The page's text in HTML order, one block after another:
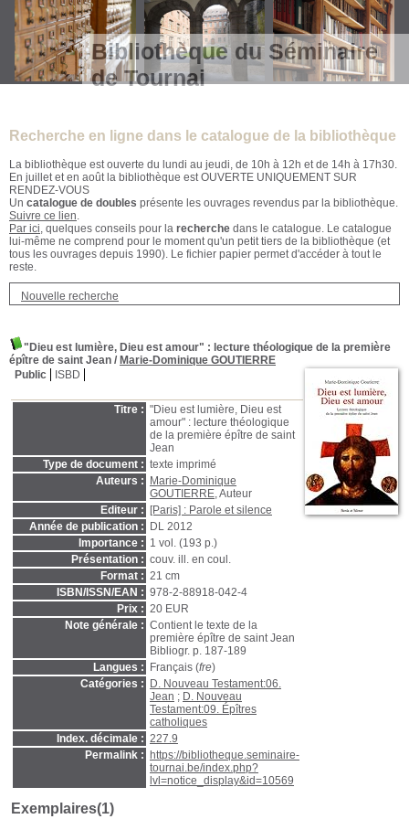
Bibliothèque du Séminaire
de Tournai
Recherche en ligne dans le catalogue de la bibliothèque
La bibliothèque est ouverte du lundi au jeudi, de 10h à 12h et de 14h à 17h30.
En juillet et en août la bibliothèque est OUVERTE UNIQUEMENT SUR
RENDEZ-VOUS
Un catalogue de doubles présente les ouvrages revendus par la bibliothèque.
Suivre ce lien.
Par ici, quelques conseils pour la recherche dans le catalogue. Le catalogue
lui-même ne comprend pour le moment qu'un petit tiers de la bibliothèque (et
tous les ouvrages depuis 1990). Le fichier papier permet d'accéder à tout le
reste.
Nouvelle recherche
"Dieu est lumière, Dieu est amour" : lecture théologique de la première
épître de saint Jean / Marie-Dominique GOUTIERRE
Public
ISBD
Titre : "Dieu est lumière, Dieu est
amour" : lecture théologique
de la première épître de saint
Jean
Type de document : texte imprimé
Auteurs :
Marie-Dominique
GOUTIERRE, Auteur
Editeur :
[Paris] : Parole et silence
Année de publication :
DL 2012
Importance : 1 vol. (193 p.)
Présentation : couv. ill. en coul.
Format : 21 cm
ISBN/ISSN/EAN : 978-2-88918-042-4
Prix : 20 EUR
Note générale : Contient le texte de la
première épître de saint Jean
Bibliogr. p. 187-189
Langues :
Français (fre)
Catégories :
D. Nouveau Testament:06.
Jean ; D. Nouveau
Testament:09. Épîtres
catholiques
Index. décimale : 227.9
Permalink :
https://bibliotheque.seminaire-
tournai.be/index.php?
lvl=notice_display&id=10569
Exemplaires(1)